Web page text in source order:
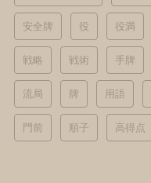
安全牌 役 役満
戦略 戦術 手牌
流局 牌 用語
門前 順子 高得点